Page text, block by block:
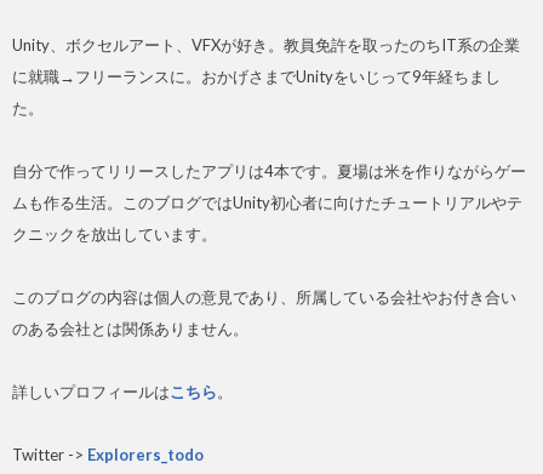
Unity、ボクセルアート、VFXが好き。教員免許を取ったのちIT系の企業
に就職→フリーランスに。おかげさまでUnityをいじって9年経ちまし
た。
自分で作ってリリースしたアプリは4本です。夏場は米を作りながらゲー
ムも作る生活。このブログではUnity初心者に向けたチュートリアルやテ
クニックを放出しています。
このブログの内容は個人の意見であり、所属している会社やお付き合い
のある会社とは関係ありません。
詳しいプロフィールはこちら。
Twitter -> Explorers_todo